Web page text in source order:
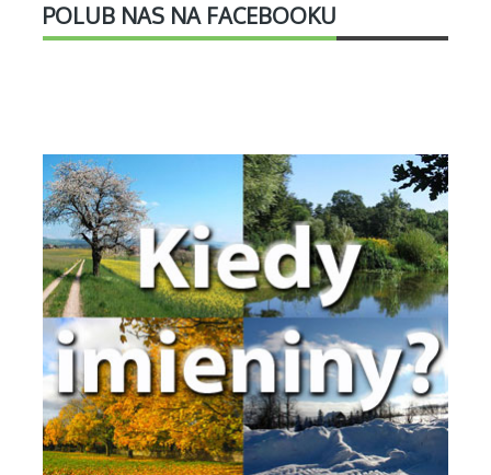
POLUB NAS NA FACEBOOKU